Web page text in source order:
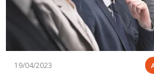
Pionnier du logiciel de gestion no-code,
19/04/2023